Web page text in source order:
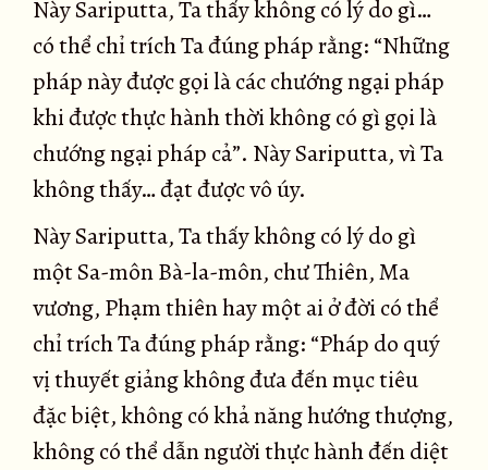
Này Sariputta, Ta thấy không có lý do gì…
có thể chỉ trích Ta đúng pháp rằng: “Những
pháp này được gọi là các chướng ngại pháp
khi được thực hành thời không có gì gọi là
chướng ngại pháp cả”. Này Sariputta, vì Ta
không thấy… đạt được vô úy.
Này Sariputta, Ta thấy không có lý do gì
một Sa-môn Bà-la-môn, chư Thiên, Ma
vương, Phạm thiên hay một ai ở đời có thể
chỉ trích Ta đúng pháp rằng: “Pháp do quý
vị thuyết giảng không đưa đến mục tiêu
đặc biệt, không có khả năng hướng thượng,
không có thể dẫn người thực hành đến diệt